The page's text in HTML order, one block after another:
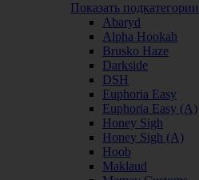
Показать подкатегории
Abaryd
Alpha Hookah
Brusko Haze
Darkside
DSH
Euphoria Easy
Euphoria Easy (А)
Honey Sigh
Honey Sigh (А)
Hoob
Maklaud